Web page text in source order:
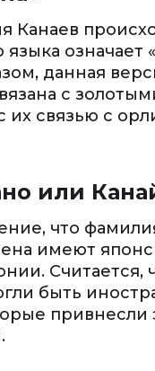
Канаев
означает
данная
с
их связью с
или
что
имеют
Считается,
быть
привнесли